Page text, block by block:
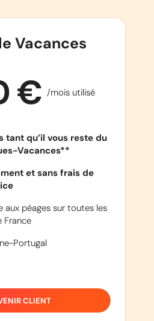
Vacances
€ /mois utilisé
qu’il vous reste du
Vacances**
et sans frais de
aux péages sur toutes les
France
Portugal
CLIENT